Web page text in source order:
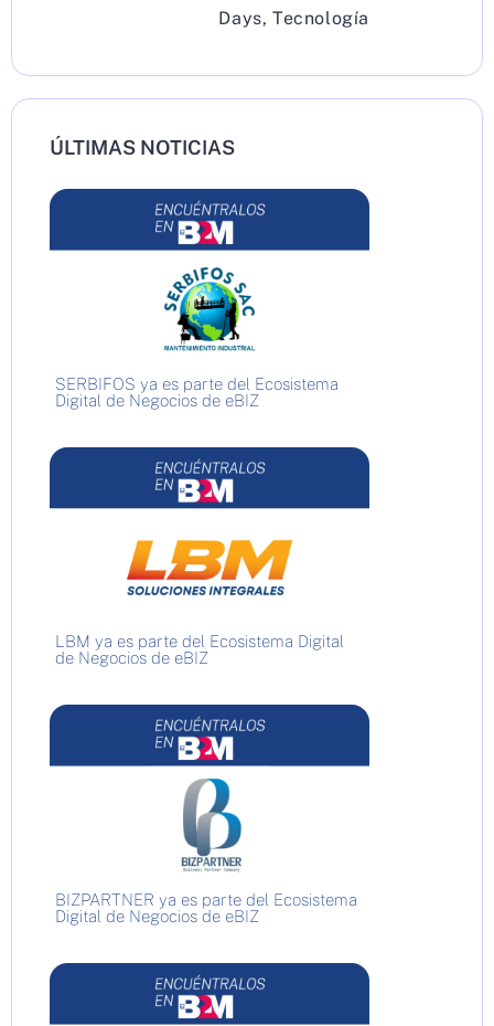
Days, Tecnología
ÚLTIMAS NOTICIAS
SERBIFOS ya es parte del Ecosistema
Digital de Negocios de eBIZ
LBM ya es parte del Ecosistema Digital
de Negocios de eBIZ
BIZPARTNER ya es parte del Ecosistema
Digital de Negocios de eBIZ